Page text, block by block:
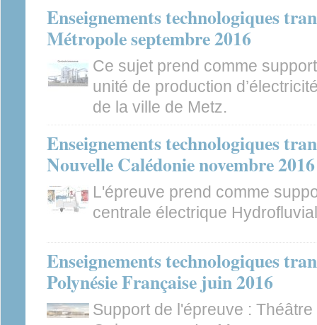
Enseignements technologiques
Métropole septembre 2016
Ce sujet prend comme
unité de production
de la ville de Metz.
Enseignements technologiques
Nouvelle Calédonie novembre 2016
L'épreuve prend comme
centrale électrique
Enseignements technologiques
Polynésie Française juin 2016
Support de l'épreuve :